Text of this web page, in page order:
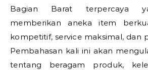
Bagian Barat terpercaya
memberikan aneka item
kompetitif, service maksimal, dan
Pembahasan kali ini akan
tentang beragam produk,